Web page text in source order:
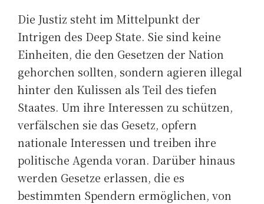
Die Justiz steht im Mittelpunkt der
Intrigen des Deep State. Sie sind keine
Einheiten, die den Gesetzen der Nation
gehorchen sollten, sondern agieren illegal
hinter den Kulissen als Teil des tiefen
Staates. Um ihre Interessen zu schützen,
verfälschen sie das Gesetz, opfern
nationale Interessen und treiben ihre
politische Agenda voran. Darüber hinaus
werden Gesetze erlassen, die es
bestimmten Spendern ermöglichen, von